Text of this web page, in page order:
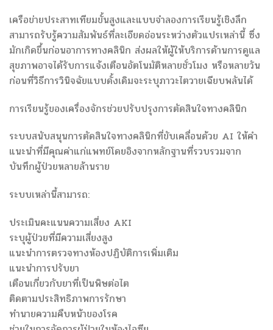
เครือข่ายประสาทเทียมขั้นสูงและแบบจำลองการเรียนรู้เชิงลึก
สามารถรับรู้ความสัมพันธ์ที่ละเอียดอ่อนระหว่างตัวแปรเหล่านี้ ซึ่ง
มักเกิดขึ้นก่อนอาการทางคลินิก ส่งผลให้ผู้ให้บริการด้านการดูแล
สุขภาพอาจได้รับการแจ้งเตือนอัตโนมัติหลายชั่วโมง หรือหลายวัน
ก่อนที่วิธีการวินิจฉัยแบบดั้งเดิมจะระบุภาวะไตวายเฉียบพลันได้
การเรียนรู้ของเครื่องจักรช่วยปรับปรุงการตัดสินใจทางคลินิก
ระบบสนับสนุนการตัดสินใจทางคลินิกที่ขับเคลื่อนด้วย AI ให้คำ
แนะนำที่มีคุณค่าแก่แพทย์โดยอิงจากหลักฐานที่รวบรวมจาก
บันทึกผู้ป่วยหลายล้านราย
ระบบเหล่านี้สามารถ:
ประเมินคะแนนความเสี่ยง AKI
ระบุผู้ป่วยที่มีความเสี่ยงสูง
แนะนำการตรวจทางห้องปฏิบัติการเพิ่มเติม
แนะนำการปรับยา
เตือนเกี่ยวกับยาที่เป็นพิษต่อไต
ติดตามประสิทธิภาพการรักษา
ทำนายความคืบหน้าของโรค